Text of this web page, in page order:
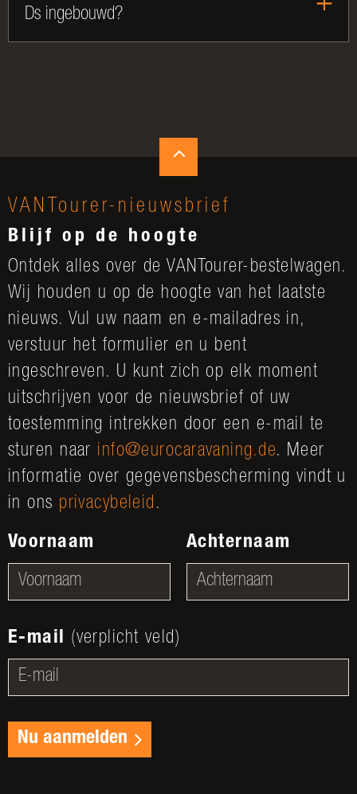
Ds ingebouwd?
VANTourer-nieuwsbrief
Blijf op de hoogte
Ontdek alles over de VANTourer-bestelwagen.
Wij houden u op de hoogte van het laatste
nieuws. Vul uw naam en e-mailadres in,
verstuur het formulier en u bent
ingeschreven. U kunt zich op elk moment
uitschrijven voor de nieuwsbrief of uw
toestemming intrekken door een e-mail te
sturen naar info@eurocaravaning.de. Meer
informatie over gegevensbescherming vindt u
in ons privacybeleid .
Voornaam Achternaam
E-mail (verplicht veld)
Nu aanmelden